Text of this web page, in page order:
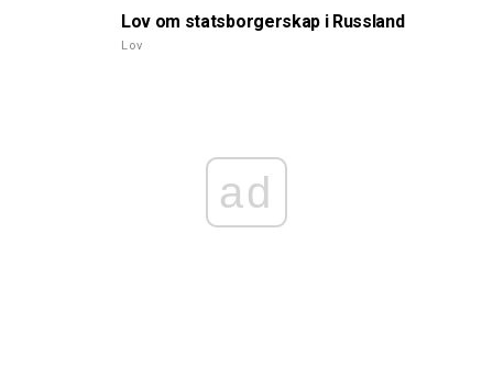
Lov om statsborgerskap i Russland
Lov
ad